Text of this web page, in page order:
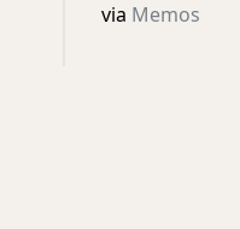
via Memos